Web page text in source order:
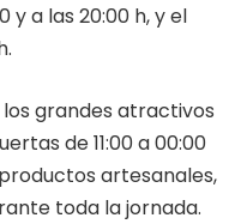
y a las 20:00 h, y el
grandes atractivos
de 11:00 a 00:00
artesanales,
toda la jornada.